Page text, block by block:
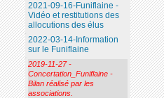
2021-09-16-Funiflaine -
Vidéo et restitutions des
allocutions des élus
2022-03-14-Information
sur le Funiflaine
2019-11-27 -
Concertation_Funiflaine -
Bilan réalisé par les
associations.